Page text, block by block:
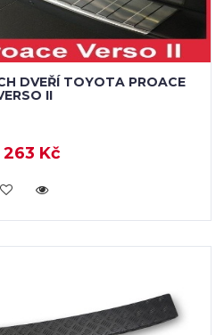
DVEŘÍ TOYOTA PROACE
II
263 Kč
KOUPIT